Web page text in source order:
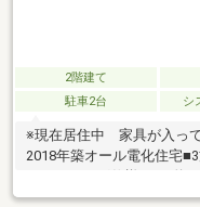
2階建て
駐車2台
シ
※現在居住中 家具が入っ
2018年築オール電化住宅
■清武小学校まで約909m